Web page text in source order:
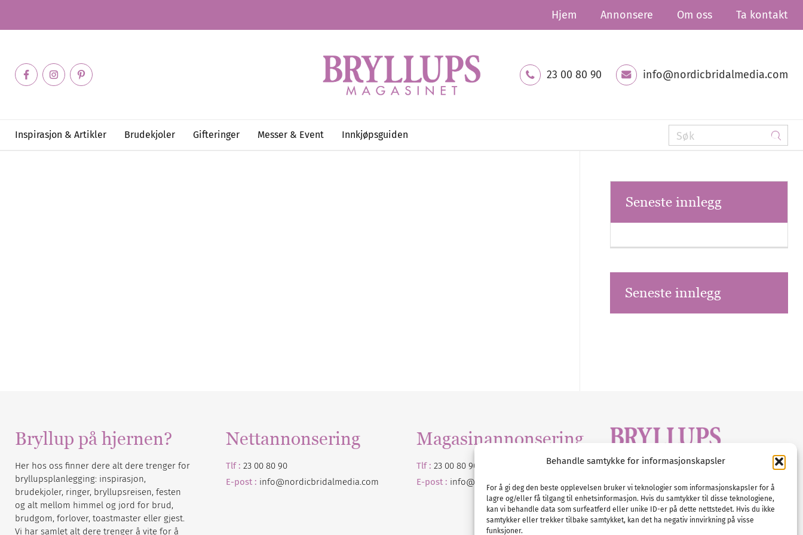
Behandle samtykke for informasjonskapsler
For å gi deg den beste opplevelsen bruker vi teknologier som informasjonskapsler for å
lagre og/eller få tilgang til enhetsinformasjon. Hvis du samtykker til disse teknologiene,
kan vi behandle data som surfeatferd eller unike ID-er på dette nettstedet. Hvis du ikke
samtykker eller trekker tilbake samtykket, kan det ha negativ innvirkning på visse
funksjoner.
Hjem Annonsere Om oss Ta kontakt
23 00 80 90 info@nordicbridalmedia.com
Inspirasjon & Artikler Brudekjoler Gifteringer Messer & Event Innkjøpsguiden
Seneste innlegg
Seneste innlegg
Bryllup på hjernen?
Her hos oss finner dere alt dere trenger for
bryllupsplanlegging: inspirasjon,
brudekjoler, ringer, bryllupsreisen, festen
og alt mellom himmel og jord for brud,
brudgom, forlover, toastmaster eller gjest.
Vi har samlet alt dere trenger å vite for å
Nettannonsering
Tlf : 23 00 80 90
E-post : info@nordicbridalmedia.com
Magasinannonsering
Tlf : 23 00 80 90
E-post : info@ nordicbridalmedia
E-post :info@nordicbridalmedia.com
Bryllupsmagasinet Norge
© All rights reserved.
VAT: NO911740648